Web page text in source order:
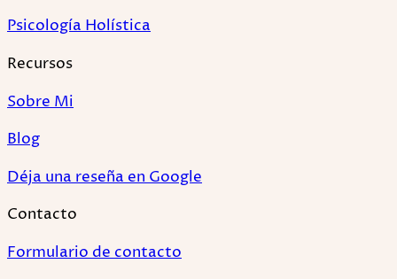
Psicología Holística
Recursos
Sobre Mi
Blog
Déja una reseña en Google
Contacto
Formulario de contacto